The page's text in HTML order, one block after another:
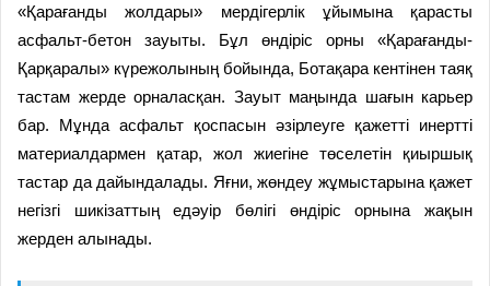
«Қарағанды жолдары» мердігерлік ұйымына қарасты
асфальт-бетон зауыты. Бұл өндіріс орны «Қарағанды-
Қарқаралы» күрежолының бойында, Ботақара кентінен таяқ
тастам жерде орналасқан. Зауыт маңында шағын карьер
бар. Мұнда асфальт қоспасын әзірлеуге қажетті инертті
материалдармен қатар, жол жиегіне төселетін қиыршық
тастар да дайындалады. Яғни, жөндеу жұмыстарына қажет
негізгі шикізаттың едәуір бөлігі өндіріс орнына жақын
жерден алынады.